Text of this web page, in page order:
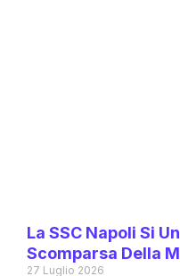
La SSC Napoli Si
Scomparsa Della
27 Luglio 2026